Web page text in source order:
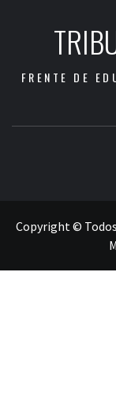
FRENTE DE
Copyright ©